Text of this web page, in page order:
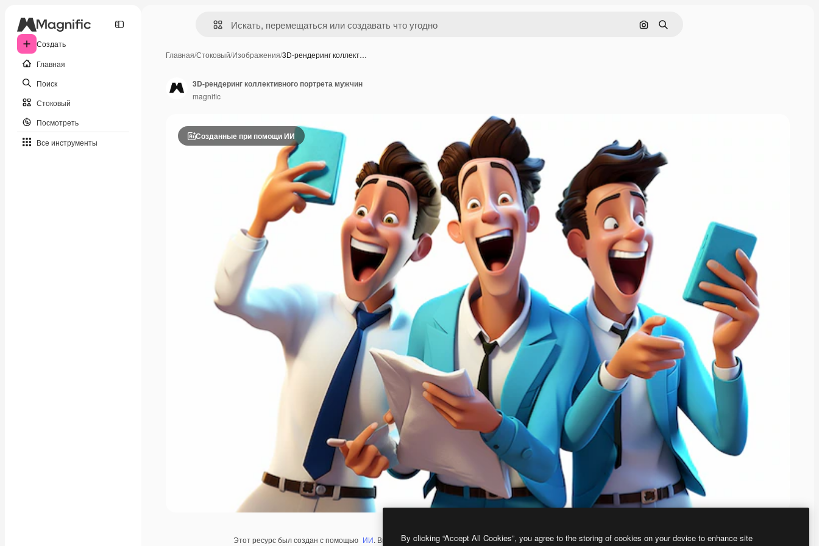
Создать
Главная
Поиск
Стоковый
Посмотреть
Все инструменты
Поиск по изображению
Поиск
Главная/Стоковый/Изображения/3D-рендеринг коллект…
Созданные при помощи ИИ
Этот ресурс был создан с помощью ИИ. Вы можете создать свой собственный с помощью нашего генератора изображений на основе ИИ.
3D-рендеринг коллективного портрета мужчин
magnific
By clicking “Accept All Cookies”, you agree to the storing of cookies on your device to enhance site